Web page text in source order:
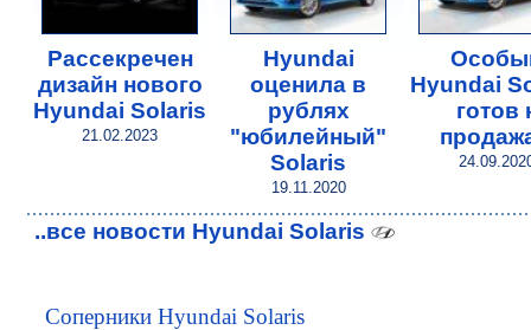
Рассекречен
дизайн нового
Hyundai Solaris
21.02.2023
Hyundai
оценила в
рублях
"юбилейный"
Solaris
19.11.2020
Hyundai
готов
..все новости Hyundai Solaris
Соперники Hyundai Solaris